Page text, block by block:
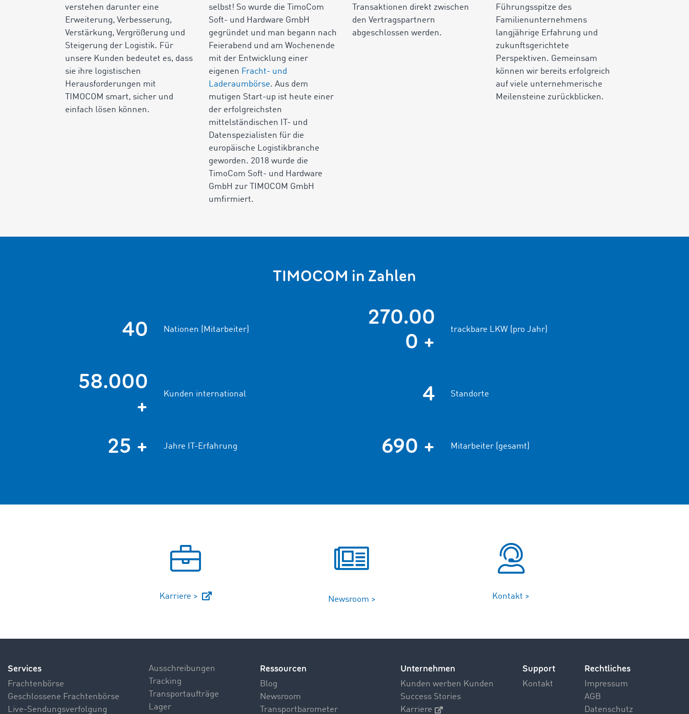
verstehen darunter eine
Erweiterung, Verbesserung,
Verstärkung, Vergrößerung und
Steigerung der Logistik. Für
unsere Kunden bedeutet es, dass
sie ihre logistischen
Herausforderungen mit
TIMOCOM smart, sicher und
einfach lösen können.
selbst! So wurde die TimoCom
Soft- und Hardware GmbH
gegründet und man begann nach
Feierabend und am Wochenende
mit der Entwicklung einer
eigenen Fracht- und
Laderaumbörse. Aus dem
mutigen Start-up ist heute einer
der erfolgreichsten
mittelständischen IT- und
Datenspezialisten für die
europäische Logistikbranche
geworden. 2018 wurde die
TimoCom Soft- und Hardware
GmbH zur TIMOCOM GmbH
umfirmiert.
Transaktionen direkt zwischen
den Vertragspartnern
abgeschlossen werden.
Führungsspitze des
Familienunternehmens
langjährige Erfahrung und
zukunftsgerichtete
Perspektiven. Gemeinsam
können wir bereits erfolgreich
auf viele unternehmerische
Meilensteine zurückblicken.
TIMOCOM in Zahlen
40 Nationen (Mitarbeiter)
270.00
0 +
trackbare LKW (pro Jahr)
58.000
+
Kunden international 4 Standorte
25 + Jahre IT-Erfahrung 690 + Mitarbeiter (gesamt)
Karriere > Newsroom > Kontakt >
Services
Frachtenbörse
Geschlossene Frachtenbörse
Live-Sendungsverfolgung
Ausschreibungen
Tracking
Transportaufträge
Lager
Ressourcen
Blog
Newsroom
Transportbarometer
Unternehmen
Kunden werben Kunden
Success Stories
Karriere
Support
Kontakt
Rechtliches
Impressum
AGB
Datenschutz